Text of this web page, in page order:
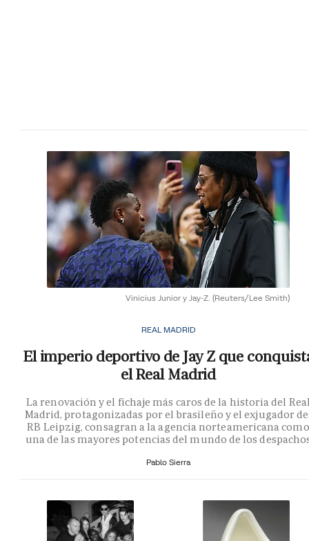
Vinicius Junior y Jay-Z. (Reuters/Lee Smith)
REAL MADRID
El imperio deportivo de Jay Z que
el Real Madrid
La renovación y el fichaje más caros de la historia del
Madrid, protagonizadas por el brasileño y el exjugador
RB Leipzig, consagran a la agencia norteamericana como
una de las mayores potencias del mundo de los
Pablo Sierra